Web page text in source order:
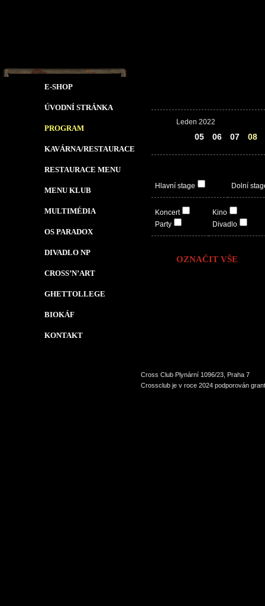
E-SHOP
ÚVODNÍ STRÁNKA
PROGRAM
KAVÁRNA/RESTAURACE
RESTAURACE MENU
MENU KLUB
MULTIMÉDIA
OS PARADOX
DIVADLO NP
CROSS’N’ART
GHETTOLLEGE
BIOKÁF
KONTAKT
Leden 2022
05 06 07 08
Hlavní stage Dolní
Koncert
Party
Kino
Divadlo
OZNAČIT VŠE
Cross Club Plynární 1096/23, Praha 7
Crossclub je v roce 2024 podporován